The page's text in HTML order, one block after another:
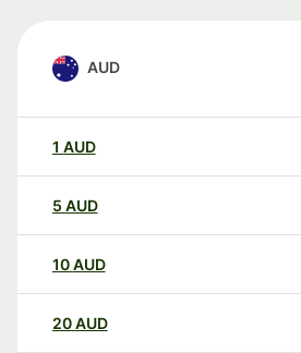
AUD
1 AUD
5 AUD
10AUD
20AUD